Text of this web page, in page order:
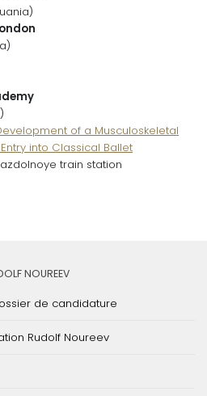
of a Musculoskeletal
into Classical Ballet
train station
NOUREEV
de candidature
Rudolf Noureev